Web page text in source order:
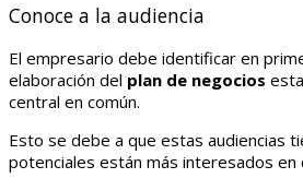
Conoce a la audiencia
El empresario debe identificar en
elaboración del plan de negocios
central en común.
Esto se debe a que estas audiencias
potenciales están más interesados